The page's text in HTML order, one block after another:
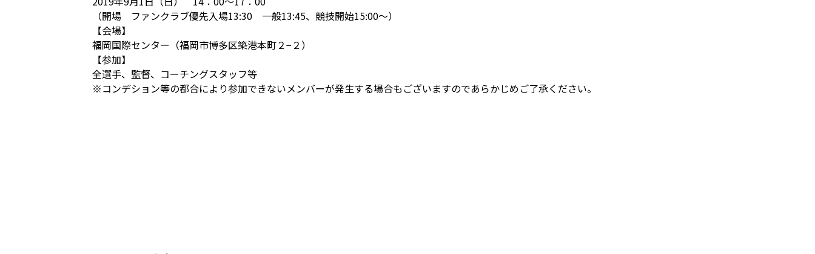
（開場 ファンクラブ優先入場13:30 一般13:45、競技開始15:00～）
【会場】
福岡国際センター（福岡市博多区築港本町２−２）
【参加】
全選手、監督、コーチングスタッフ等
※コンデション等の都合により参加できないメンバーが発生する場合もございますのであらかじめご了承ください。